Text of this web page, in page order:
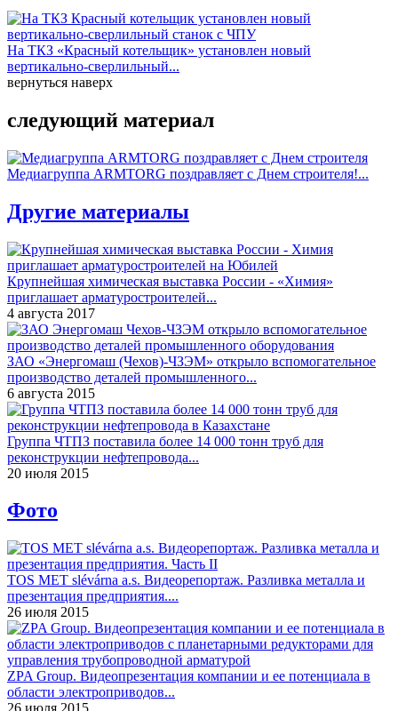
На ТКЗ «Красный котельщик» установлен новый
вертикально-сверлильный...
вернуться наверх
следующий материал
Медиагруппа ARMTORG поздравляет с Днем строителя!...
Другие материалы
Крупнейшая химическая выставка России - «Химия»
приглашает арматуростроителей...
4 августа 2017
ЗАО «Энергомаш (Чехов)-ЧЗЭМ» открыло вспомогательное
производство деталей промышленного...
6 августа 2015
Группа ЧТПЗ поставила более 14 000 тонн труб для
реконструкции нефтепровода...
20 июля 2015
Фото
TOS MET slévárna a.s. Видеорепортаж. Разливка металла и
презентация предприятия....
26 июля 2015
ZPA Group. Видеопрезентация компании и ее потенциала в
области электроприводов...